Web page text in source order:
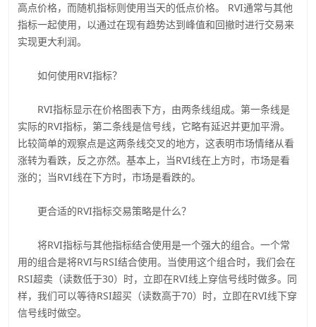
高点价格，而随机指标则使用当天的低点价格。 RVI通常与其他
指标一起使用，以通过在现有趋势达到峰值和回撤时进行交易来
实现更大利润。
如何使用RVI指标？
RVI指标显示在价格图表下方，由两条线组成。第一条线是
实际的RVI指标，第二条线是信号线，它略有延迟并更加平滑。
比较简单的观察点是这两条线交叉的地方，这表明市场情绪从看
涨转为看跌，反之亦然。基本上，当RVI线在上方时，市场是看
涨的；当RVI线在下方时，市场是看跌的。
更合适的RVI指标交易策略是什么？
将RVI指标与其他指标结合使用是一个强大的组合。一个常
用的组合是将RVI与RSI结合使用。当使用这个组合时，我们会在
RSI超卖（读数低于30）时，立即在RVI线上穿信号线时做多。同
样，我们可以等待RSI超买（读数高于70）时，立即在RVI线下穿
信号线时做空。